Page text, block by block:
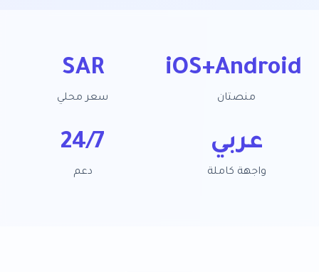
iOS+Android
منصتان
SAR
سعر محلي
عربي
واجهة كاملة
24/7
دعم